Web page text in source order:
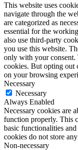
This website uses
navigate through the
are categorized as
essential for the
also use third-party
you use this website.
only with your consent.
cookies. But opting out
on your browsing
Necessary
Necessary
Always Enabled
Necessary cookies are
function properly. This
basic functionalities
cookies do not store
Non-necessary